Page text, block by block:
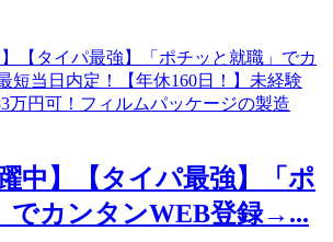
躍中】【タイパ最強】「ポ
でカンタンWEB登録→...